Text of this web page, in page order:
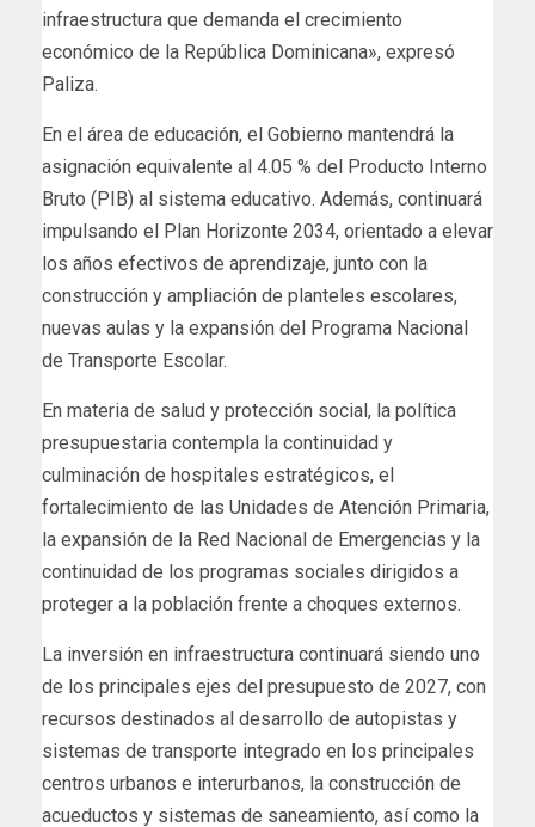
infraestructura que demanda el crecimiento
económico de la República Dominicana», expresó
Paliza.
En el área de educación, el Gobierno mantendrá la
asignación equivalente al 4.05 % del Producto Interno
Bruto (PIB) al sistema educativo. Además, continuará
impulsando el Plan Horizonte 2034, orientado a elevar
los años efectivos de aprendizaje, junto con la
construcción y ampliación de planteles escolares,
nuevas aulas y la expansión del Programa Nacional
de Transporte Escolar.
En materia de salud y protección social, la política
presupuestaria contempla la continuidad y
culminación de hospitales estratégicos, el
fortalecimiento de las Unidades de Atención Primaria,
la expansión de la Red Nacional de Emergencias y la
continuidad de los programas sociales dirigidos a
proteger a la población frente a choques externos.
La inversión en infraestructura continuará siendo uno
de los principales ejes del presupuesto de 2027, con
recursos destinados al desarrollo de autopistas y
sistemas de transporte integrado en los principales
centros urbanos e interurbanos, la construcción de
acueductos y sistemas de saneamiento, así como la